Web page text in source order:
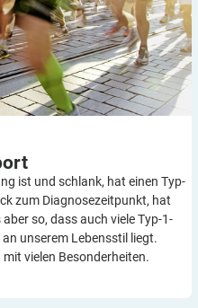
ist und schlank, hat einen Typ-
zum Diagnosezeitpunkt, hat
so, dass auch viele Typ-1-
unserem Lebensstil liegt.
vielen Besonderheiten.